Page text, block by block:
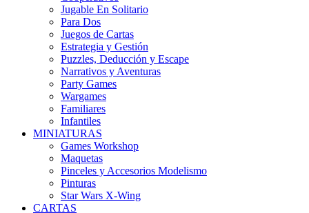
Jugable En Solitario
Para Dos
Juegos de Cartas
Estrategia y Gestión
Puzzles, Deducción y Escape
Narrativos y Aventuras
Party Games
Wargames
Familiares
Infantiles
MINIATURAS
Games Workshop
Maquetas
Pinceles y Accesorios Modelismo
Pinturas
Star Wars X-Wing
CARTAS